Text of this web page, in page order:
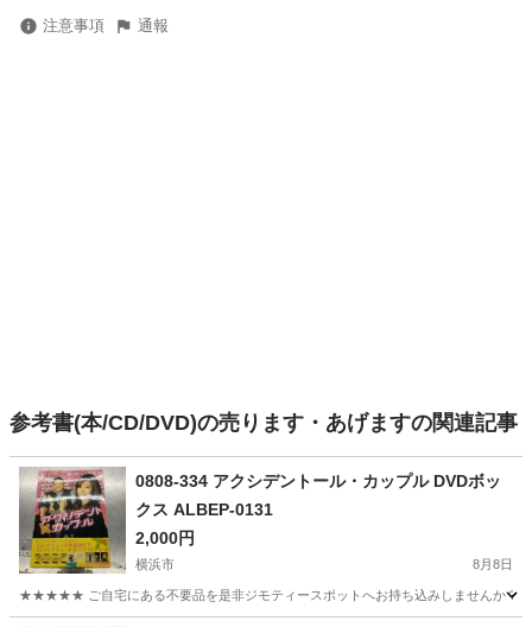
注意事項 通報
参考書(本/CD/DVD)の売ります・あげますの関連記事
0808-334 アクシデントール・カップル DVDボッ
クス ALBEP-0131
2,000円
横浜市 8月8日
★★★★★ ご自宅にある不要品を是非ジモティースポットへお持ち込みしませんか？